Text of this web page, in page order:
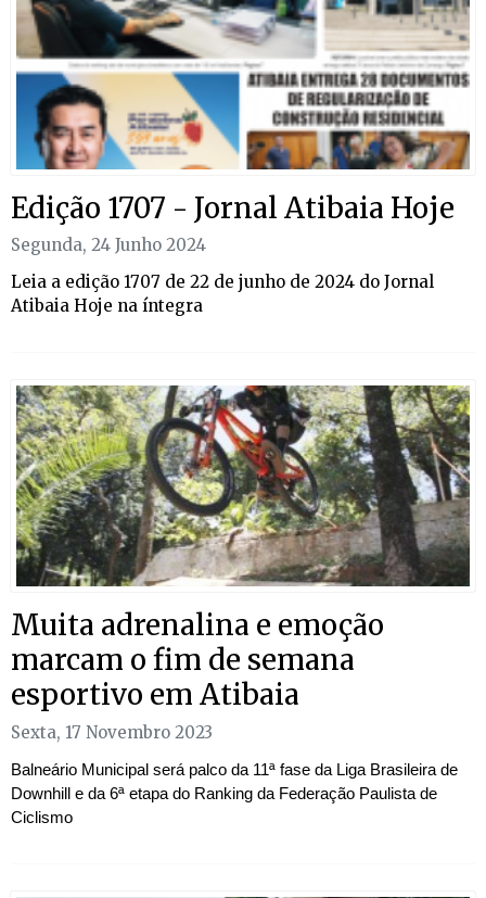
Edição 1707 - Jornal Atibaia Hoje
Segunda, 24 Junho 2024
Leia a edição 1707 de 22 de junho de 2024 do Jornal
Atibaia Hoje na íntegra
Muita adrenalina e emoção
marcam o fim de semana
esportivo em Atibaia
Sexta, 17 Novembro 2023
Balneário Municipal será palco da 11ª fase da Liga Brasileira de
Downhill e da 6ª etapa do Ranking da Federação Paulista de
Ciclismo